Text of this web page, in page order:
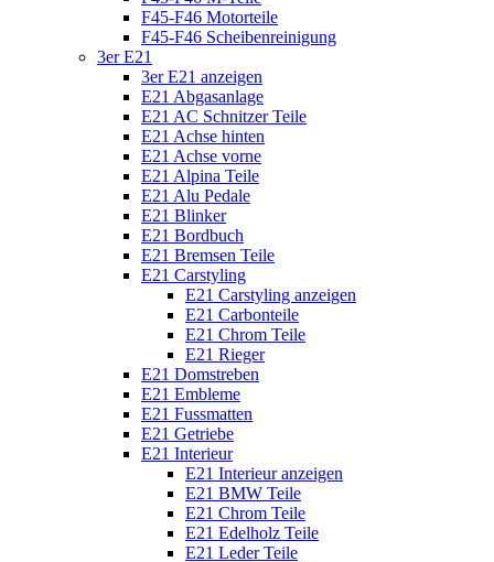
F45-F46 Motorteile
F45-F46 Scheibenreinigung
3er E21
3er E21 anzeigen
E21 Abgasanlage
E21 AC Schnitzer Teile
E21 Achse hinten
E21 Achse vorne
E21 Alpina Teile
E21 Alu Pedale
E21 Blinker
E21 Bordbuch
E21 Bremsen Teile
E21 Carstyling
E21 Carstyling anzeigen
E21 Carbonteile
E21 Chrom Teile
E21 Rieger
E21 Domstreben
E21 Embleme
E21 Fussmatten
E21 Getriebe
E21 Interieur
E21 Interieur anzeigen
E21 BMW Teile
E21 Chrom Teile
E21 Edelholz Teile
E21 Leder Teile